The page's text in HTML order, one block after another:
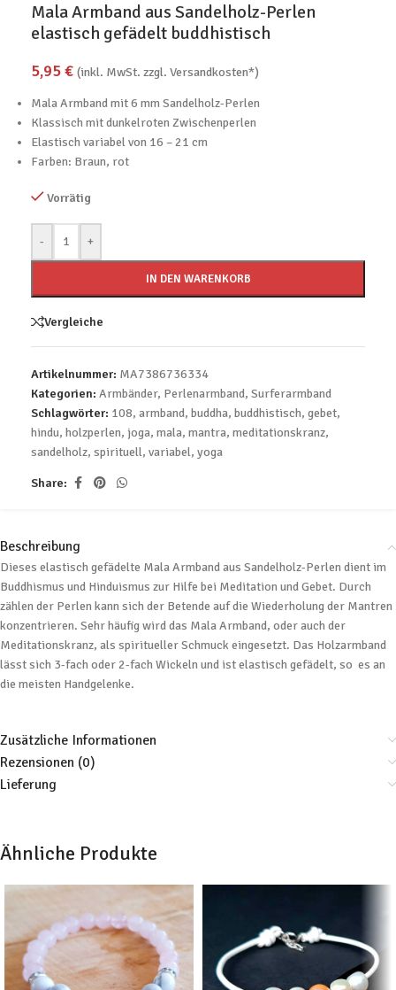
Mala Armband aus Sandelholz-Perlen
elastisch gefädelt buddhistisch
5,95€ (inkl. MwSt. zzgl. Versandkosten*)
Mala Armband mit 6 mm Sandelholz-Perlen
Klassisch mit dunkelroten Zwischenperlen
Elastisch variabel von 16 – 21 cm
Farben: Braun, rot
Vorrätig
- +
IN DEN WARENKORB
Vergleiche
Artikelnummer: MA7386736334
Kategorien: Armbänder, Perlenarmband, Surferarmband
Schlagwörter: 108, armband, buddha, buddhistisch, gebet,
hindu, holzperlen, joga, mala, mantra, meditationskranz,
sandelholz, spirituell, variabel, yoga
Share:
Beschreibung
Dieses elastisch gefädelte Mala Armband aus Sandelholz-Perlen dient im
Buddhismus und Hinduismus zur Hilfe bei Meditation und Gebet. Durch
zählen der Perlen kann sich der Betende auf die Wiederholung der Mantren
konzentrieren. Sehr häufig wird das Mala Armband, oder auch der
Meditationskranz, als spiritueller Schmuck eingesetzt. Das Holzarmband
lässt sich 3-fach oder 2-fach Wickeln und ist elastisch gefädelt, so es an
die meisten Handgelenke.
Zusätzliche Informationen
Rezensionen (0)
Lieferung
Ähnliche Produkte